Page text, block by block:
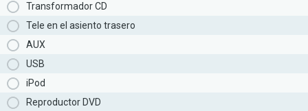
Transformador CD
Tele en el asiento trasero
AUX
USB
iPod
Reproductor DVD